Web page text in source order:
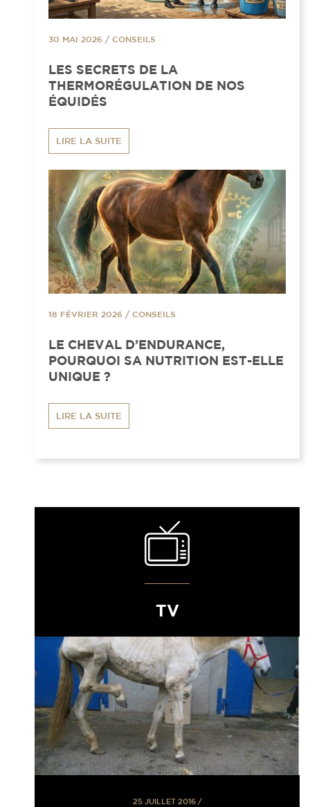
30 MAI 2026 / CONSEILS
LES SECRETS DE LA
THERMORÉGULATION DE NOS
ÉQUIDÉS
LIRE LA SUITE
18 FÉVRIER 2026 / CONSEILS
LE CHEVAL D’ENDURANCE,
POURQUOI SA NUTRITION EST-ELLE
UNIQUE ?
LIRE LA SUITE
TV
25 JUILLET 2016/